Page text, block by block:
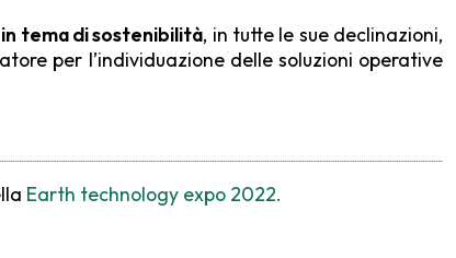
tema di sostenibilità, in tutte le sue declinazioni,
per l’individuazione delle soluzioni operative
Earth technology expo 2022.